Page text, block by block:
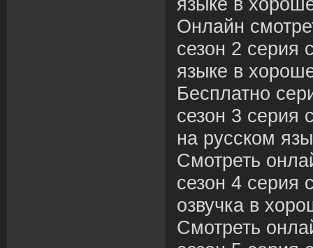
Онлайн
сезон 2 серия
языке в
Бесплатно
сезон 3 серия
на русском
Смотреть
сезон 4 серия
озвучка в
Смотреть